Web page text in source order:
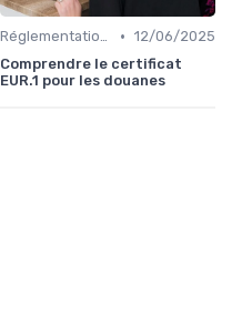
Réglementations Douanières • 12/06/2025
Comprendre le certificat
EUR.1 pour les douanes